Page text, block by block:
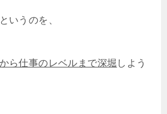
いうのを、
ら仕事のレベルまで深堀 しよう